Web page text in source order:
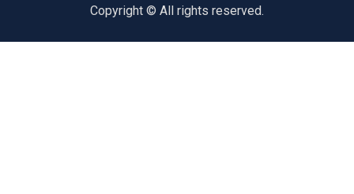
Copyright © All rights reserved.